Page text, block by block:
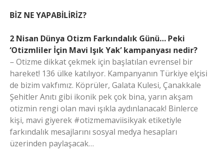
BİZ NE YAPABİLİRİZ?
2 Nisan Dünya Otizm Farkındalık Günü… Peki
‘Otizmliler İçin Mavi Işık Yak’ kampanyası nedir?
– Otizme dikkat çekmek için başlatılan evrensel bir
hareket! 136 ülke katılıyor. Kampanyanın Türkiye elçisi
de bizim vakfımız. Köprüler, Galata Kulesi, Çanakkale
Şehitler Anıtı gibi ikonik pek çok bina, yarın akşam
otizmin rengi olan mavi ışıkla aydınlanacak! Binlerce
kişi, mavi giyerek #otizmemaviisikyak etiketiyle
farkındalık mesajlarını sosyal medya hesapları
üzerinden paylaşacak…